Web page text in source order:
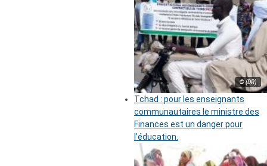
© (DR)
Tchad : pour les enseignants
communautaires le ministre des
Finances est un danger pour
l’éducation.